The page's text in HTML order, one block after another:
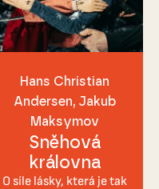
Hans Christian
Andersen Jakub
Maksymov
Sněhová
královna
O síle lásky, která je tak